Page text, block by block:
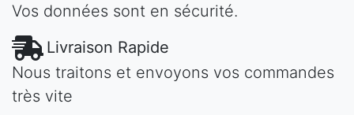
Vos données sont en sécurité.
Livraison Rapide
Nous traitons et envoyons vos commandes
très vite